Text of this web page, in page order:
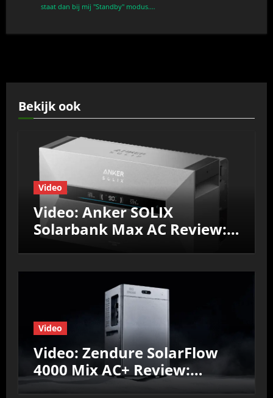
staat dan bij mij "Standby" modus.…
Bekijk ook
Video
Video: Anker SOLIX
Solarbank Max AC Review:
Efficiëntie, prestaties &
Video
Video: Zendure SolarFlow
4000 Mix AC+ Review:
Efficiëntie, prestaties &